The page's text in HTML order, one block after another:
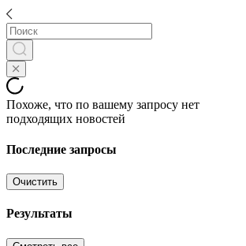
Похоже, что по вашему запросу нет
подходящих новостей
Последние запросы
Очистить
Результаты